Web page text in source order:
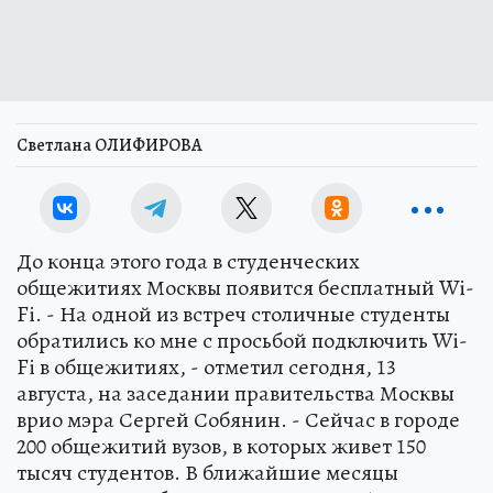
Светлана ОЛИФИРОВА
До конца этого года в студенческих
общежитиях Москвы появится бесплатный Wi-
Fi. - На одной из встреч столичные студенты
обратились ко мне с просьбой подключить Wi-
Fi в общежитиях, - отметил сегодня, 13
августа, на заседании правительства Москвы
врио мэра Сергей Собянин. - Сейчас в городе
200 общежитий вузов, в которых живет 150
тысяч студентов. В ближайшие месяцы